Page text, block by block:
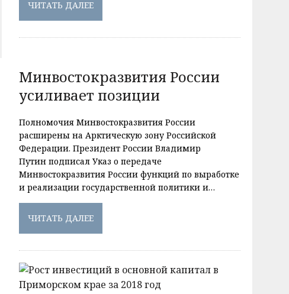
ЧИТАТЬ ДАЛЕЕ
Минвостокразвития России
усиливает позиции
Полномочия Минвостокразвития России
расширены на Арктическую зону Российской
Федерации. Президент России Владимир
Путин подписал Указ о передаче
Минвостокразвития России функций по выработке
и реализации государственной политики и…
ЧИТАТЬ ДАЛЕЕ